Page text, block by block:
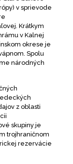
v sprievode
Krátkym
v Kalnej
okrese je
Spolu
národných
z oblasti
skupiny je
trojhraničnom
rezervácie